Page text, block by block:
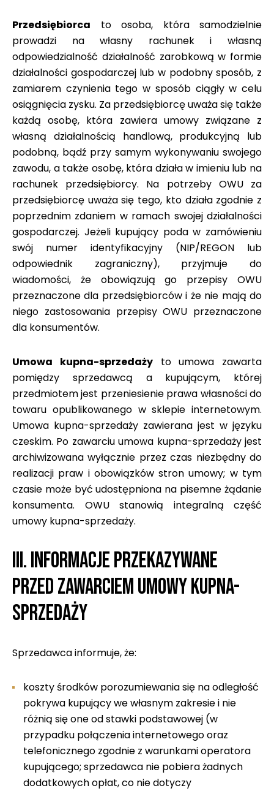
Przedsiębiorca to osoba, która samodzielnie
prowadzi na własny rachunek i własną
odpowiedzialność działalność zarobkową w formie
działalności gospodarczej lub w podobny sposób, z
zamiarem czynienia tego w sposób ciągły w celu
osiągnięcia zysku. Za przedsiębiorcę uważa się także
każdą osobę, która zawiera umowy związane z
własną działalnością handlową, produkcyjną lub
podobną, bądź przy samym wykonywaniu swojego
zawodu, a także osobę, która działa w imieniu lub na
rachunek przedsiębiorcy. Na potrzeby OWU za
przedsiębiorcę uważa się tego, kto działa zgodnie z
poprzednim zdaniem w ramach swojej działalności
gospodarczej. Jeżeli kupujący poda w zamówieniu
swój numer identyfikacyjny (NIP/REGON lub
odpowiednik zagraniczny), przyjmuje do
wiadomości, że obowiązują go przepisy OWU
przeznaczone dla przedsiębiorców i że nie mają do
niego zastosowania przepisy OWU przeznaczone
dla konsumentów.
Umowa kupna-sprzedażyto umowa zawarta
pomiędzy sprzedawcą a kupującym, której
przedmiotem jest przeniesienie prawa własności do
towaru opublikowanego w sklepie internetowym.
Umowa kupna-sprzedaży zawierana jest w języku
czeskim. Po zawarciu umowa kupna-sprzedaży jest
archiwizowana wyłącznie przez czas niezbędny do
realizacji praw i obowiązków stron umowy; w tym
czasie może być udostępniona na pisemne żądanie
konsumenta. OWU stanowią integralną część
umowy kupna-sprzedaży.
III. INFORMACJE PRZEKAZYWANE
PRZED ZAWARCIEM UMOWY KUPNA-
SPRZEDAŻY
Sprzedawca informuje, że:
koszty środków porozumiewania się na odległość
pokrywa kupujący we własnym zakresie i nie
różnią się one od stawki podstawowej (w
przypadku połączenia internetowego oraz
telefonicznego zgodnie z warunkami operatora
kupującego; sprzedawca nie pobiera żadnych
dodatkowych opłat, co nie dotyczy